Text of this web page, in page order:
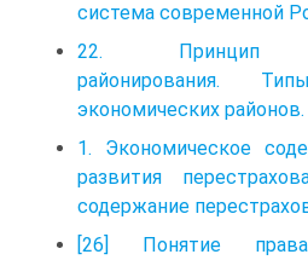
система современной
22. Принцип
районирования.
экономических районов.
1. Экономическое
развития
содержание
[26] Понятие права